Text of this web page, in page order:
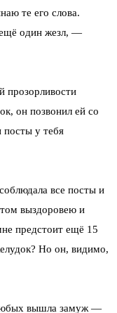
те его слова.
ещё один жезл, —
прозорливости
он позвонил ей со
посты у тебя
все посты и
выздоровею и
предстоит ещё 15
Но он, видимо,
вышла замуж —